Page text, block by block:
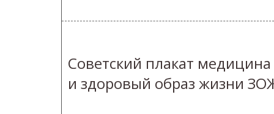
Советский плакат медицина
и здоровый образ жизни